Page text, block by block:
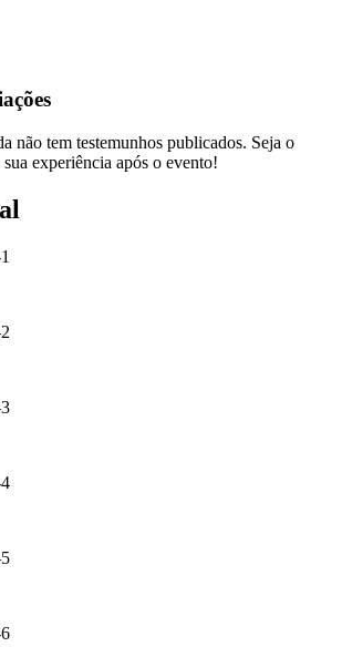
não tem testemunhos publicados. Seja o
experiência após o evento!